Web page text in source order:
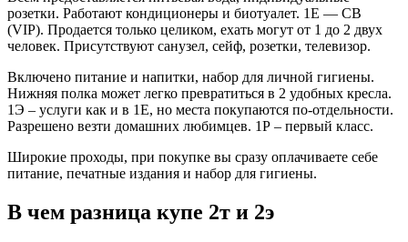
розетки. Работают кондиционеры и биотуалет. 1Е — СВ
(VIP). Продается только целиком, ехать могут от 1 до 2 двух
человек. Присутствуют санузел, сейф, розетки, телевизор.
Включено питание и напитки, набор для личной гигиены.
Нижняя полка может легко превратиться в 2 удобных кресла.
1Э – услуги как и в 1Е, но места покупаются по-отдельности.
Разрешено везти домашних любимцев. 1Р – первый класс.
Широкие проходы, при покупке вы сразу оплачиваете себе
питание, печатные издания и набор для гигиены.
В чем разница купе 2т и 2э